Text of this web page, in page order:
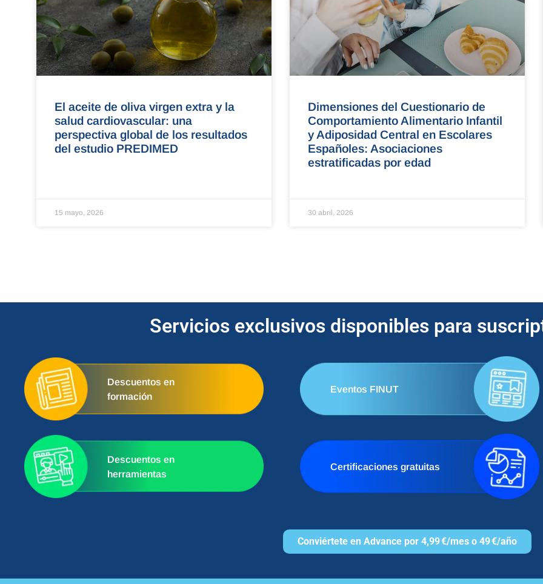
El aceite de oliva virgen extra y la
salud cardiovascular: una
perspectiva global de los resultados
del estudio PREDIMED
15 mayo, 2026
Dimensiones del Cuestionario de
Comportamiento Alimentario Infantil
y Adiposidad Central en Escolares
Españoles: Asociaciones
estratificadas por edad
30 abril, 2026
Servicios exclusivos disponibles para
Descuentos en
formación
Eventos FINUT
Descuentos en
herramientas
Certificaciones gratuitas
Conviértete en Advance por 4,99 €/mes o 49 €/año